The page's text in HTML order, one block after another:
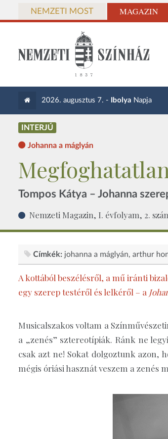
NEMZETI MOST MAGAZIN
2026. augusztus 7. - Ibolya Napja
INTERJÚ
Johanna a máglyán
Tompos Kátya – Johanna
Nemzeti Magazin, I. évfolyam, 2.
Címkék: johanna a máglyán arthur
A kottából beszélésről, a mű iránti
egy szerep testéről és lelkéről – a
Musicalszakos voltam a
a „zenés” sztereotípiák. Ránk ne
csak azt ne! Sokat dolgoztunk azon,
mégis óriási hasznát veszem a zenés